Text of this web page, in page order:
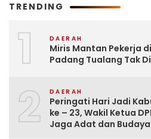
TRENDING
1 DAERAH
Miris Mantan Pekerja
Padang Tualang Tak
2 DAERAH
Peringati Hari Jadi
ke – 23, Wakil Ketua
Jaga Adat dan Budaya